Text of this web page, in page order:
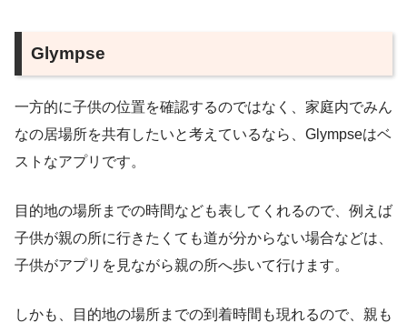
Glympse
一方的に子供の位置を確認するのではなく、家庭内でみん
なの居場所を共有したいと考えているなら、Glympseはベ
ストなアプリです。
目的地の場所までの時間なども表してくれるので、例えば
子供が親の所に行きたくても道が分からない場合などは、
子供がアプリを見ながら親の所へ歩いて行けます。
しかも、目的地の場所までの到着時間も現れるので、親も